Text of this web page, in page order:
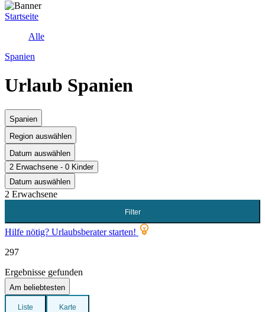
Startseite
Alle
Spanien
Urlaub Spanien
Spanien
Region auswählen
Datum auswählen
2 Erwachsene - 0 Kinder
Datum auswählen
2 Erwachsene
Filter
Hilfe nötig? Urlaubsberater starten!
297
Ergebnisse gefunden
Am beliebtesten
Liste Karte